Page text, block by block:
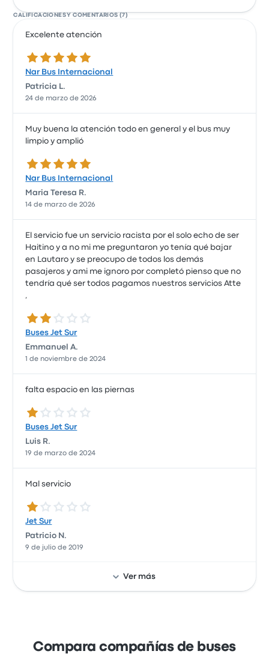
CALIFICACIONES Y COMENTARIOS (7)
Excelente atención
5.0 de 5 estrellas
Nar Bus Internacional
Patricia L.
24 de marzo de 2026
Muy buena la atención todo en general y el bus muy
limpio y amplió
5.0 de 5 estrellas
Nar Bus Internacional
Maria Teresa R.
14 de marzo de 2026
El servicio fue un servicio racista por el solo echo de ser
Haitino y a no mi me preguntaron yo tenía qué bajar
en Lautaro y se preocupo de todos los demás
pasajeros y ami me ignoro por completó pienso que no
tendría qué ser todos pagamos nuestros servicios Atte
,
2.0 de 5 estrellas
Buses Jet Sur
Emmanuel A.
1 de noviembre de 2024
falta espacio en las piernas
1.0 de 5 estrellas
Buses Jet Sur
Luis R.
19 de marzo de 2024
Mal servicio
1.0 de 5 estrellas
Jet Sur
Patricio N.
9 de julio de 2019
Ver más
Compara compañías de buses